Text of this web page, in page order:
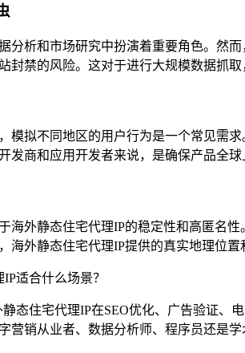
分析和市场研究中扮演着重要角色。然
封禁的风险。这对于进行大规模数据抓
模拟不同地区的用户行为是一个常见需
发商和应用开发者来说，是确保产品全球
海外静态住宅代理IP的稳定性和高匿名
海外静态住宅代理IP提供的真实地理位
静态住宅代理IP在SEO优化、广告验证
营销从业者、数据分析师、程序员还是